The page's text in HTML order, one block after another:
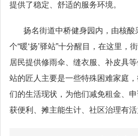
提供了稳定、舒适的服务环境。
扬名街道中桥健身园内，由核酸
个“暖‘扬’驿站”十分醒目，在这里，
居民提供修雨伞、缝衣服、补皮具
站的匠人主要是一些特殊困难家庭
们的生活现状，为他们减免租金、
获便利、摊主能生计、社区治理有活